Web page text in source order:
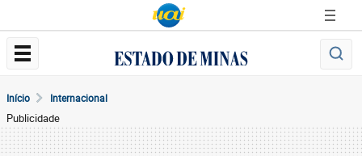
Início Internacional
Publicidade